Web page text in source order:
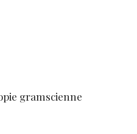
gramscienne